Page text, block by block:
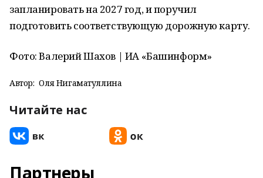
запланировать на 2027 год, и поручил
подготовить соответствующую дорожную карту.
Фото: Валерий Шахов | ИА «Башинформ»
Автор: Оля Нигаматуллина
Читайте нас
Партнеры